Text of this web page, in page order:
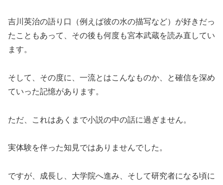
吉川英治の語り口（例えば彼の水の描写など）が好きだっ
たこともあって、その後も何度も宮本武蔵を読み直してい
ます。
そして、その度に、一流とはこんなものか、と確信を深め
ていった記憶があります。
ただ、これはあくまで小説の中の話に過ぎません。
実体験を伴った知見ではありませんでした。
ですが、成長し、大学院へ進み、そして研究者になる頃に